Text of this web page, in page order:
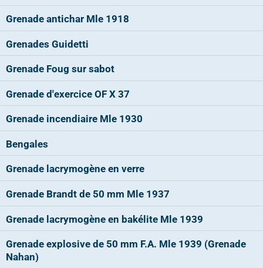
Grenade antichar Mle 1918
Grenades Guidetti
Grenade Foug sur sabot
Grenade d'exercice OF X 37
Grenade incendiaire Mle 1930
Bengales
Grenade lacrymogène en verre
Grenade Brandt de 50 mm Mle 1937
Grenade lacrymogène en bakélite Mle 1939
Grenade explosive de 50 mm F.A. Mle 1939 (Grenade
Nahan)